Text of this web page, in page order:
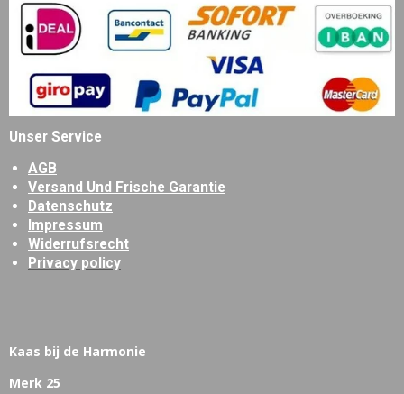
Unser Service
AGB
Versand Und Frische Garantie
Datenschutz
Impressum
Widerrufsrecht
Privacy policy
Kaas bij de Harmonie
Merk 25